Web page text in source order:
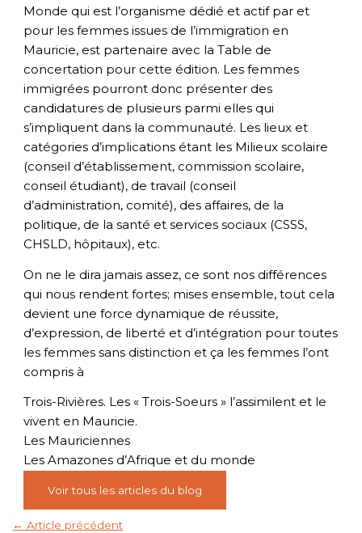
Monde qui est l’organisme dédié et actif par et
pour les femmes issues de l’immigration en
Mauricie, est partenaire avec la Table de
concertation pour cette édition. Les femmes
immigrées pourront donc présenter des
candidatures de plusieurs parmi elles qui
s’impliquent dans la communauté. Les lieux et
catégories d’implications étant les Milieux scolaire
(conseil d’établissement, commission scolaire,
conseil étudiant), de travail (conseil
d’administration, comité), des affaires, de la
politique, de la santé et services sociaux (CSSS,
CHSLD, hôpitaux), etc.
On ne le dira jamais assez, ce sont nos différences
qui nous rendent fortes; mises ensemble, tout cela
devient une force dynamique de réussite,
d’expression, de liberté et d’intégration pour toutes
les femmes sans distinction et ça les femmes l’ont
compris à
Trois-Rivières. Les « Trois-Soeurs » l’assimilent et le
vivent en Mauricie.
Les Mauriciennes
Les Amazones d’Afrique et du monde
Voir tous les articles du blog
← Article précédent